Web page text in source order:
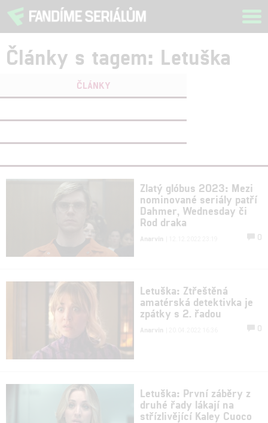
Články s tagem: Letuška
ČLÁNKY
Zlatý glóbus 2023: Mezi
nominované seriály patří
Dahmer, Wednesday či
Rod draka
Anarvin 0
Letuška: Ztřeštěná
amatérská detektivka je
zpátky s 2. řadou
Anarvin 0
Letuška: První záběry z
druhé řady lákají na
střízlivějící Kaley Cuoco